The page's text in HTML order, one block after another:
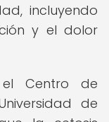
incluyendo
y el dolor
Centro de
de